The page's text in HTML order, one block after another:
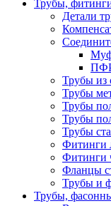
Трубы,
Детали
Трубы из
Трубы
Трубы
Трубы
Трубы
Фитинги
Фитинги
Фланцы
Трубы и
Трубы,